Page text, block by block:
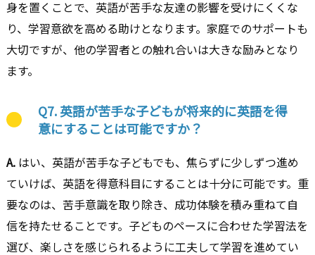
身を置くことで、英語が苦手な友達の影響を受けにくくな
り、学習意欲を高める助けとなります。家庭でのサポートも
大切ですが、他の学習者との触れ合いは大きな励みとなり
ます。
Q7. 英語が苦手な子どもが将来的に英語を得
意にすることは可能ですか？
A. はい、英語が苦手な子どもでも、焦らずに少しずつ進め
ていけば、英語を得意科目にすることは十分に可能です。重
要なのは、苦手意識を取り除き、成功体験を積み重ねて自
信を持たせることです。子どものペースに合わせた学習法を
選び、楽しさを感じられるように工夫して学習を進めてい